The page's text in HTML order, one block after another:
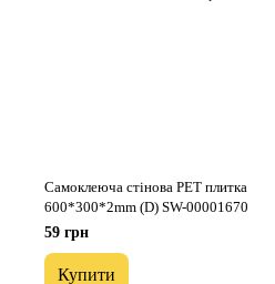
Самоклеюча стінова PET плитка
600*300*2mm (D) SW-00001670
59 грн
Купити